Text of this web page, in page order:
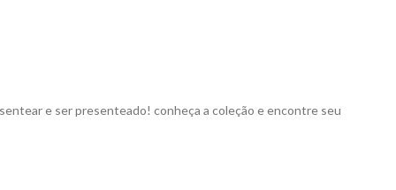
e ser presenteado! conheça a coleção e encontre seu